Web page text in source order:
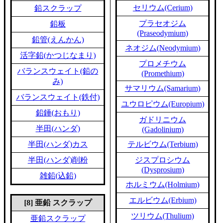
鉛スクラップ
鉛板
鉛管(えんかん)
活字鉛(かつじなまり)
バランスウェイト(鉛の
み)
バランスウェイト(鉄付)
鉛錘(おもり)
半田(ハンダ)
半田(ハンダ)カス
半田(ハンダ)削粉
雑鉛(込鉛)
[8] 亜鉛 スクラップ
亜鉛スクラップ
セリウム(Cerium)
プラセオジム
(Praseodymium)
ネオジム(Neodymium)
プロメチウム
(Promethium)
サマリウム(Samarium)
ユウロピウム(Europium)
ガドリニウム
(Gadolinium)
テルビウム(Terbium)
ジスプロシウム
(Dysprosium)
ホルミウム(Holmium)
エルビウム(Erbium)
ツリウム(Thulium)